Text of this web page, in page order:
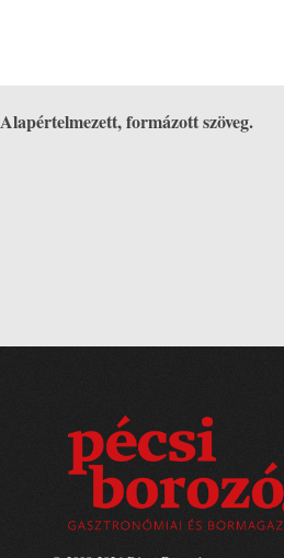
Alapértelmezett, formázott szöveg.